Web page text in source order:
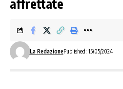
affrettate
La RedazionePublished: 15/05/2024